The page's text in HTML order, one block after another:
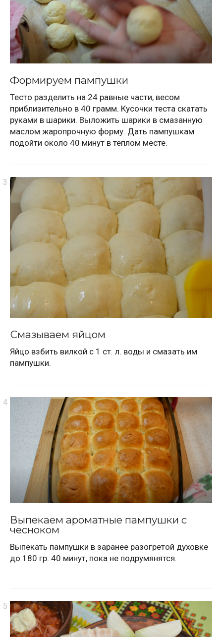
Формируем пампушки
Тесто разделить на 24 равные части, весом
приблизительно в 40 грамм. Кусочки теста скатать
руками в шарики. Выложить шарики в смазанную
маслом жаропрочную форму. Дать пампушкам
подойти около 40 минут в теплом месте.
Смазываем яйцом
Яйцо взбить вилкой с 1 ст. л. воды и смазать им
пампушки.
Выпекаем ароматные пампушки с
чесноком
Выпекать пампушки в заранее разогретой духовке
до 180 гр. 40 минут, пока не подрумянятся.